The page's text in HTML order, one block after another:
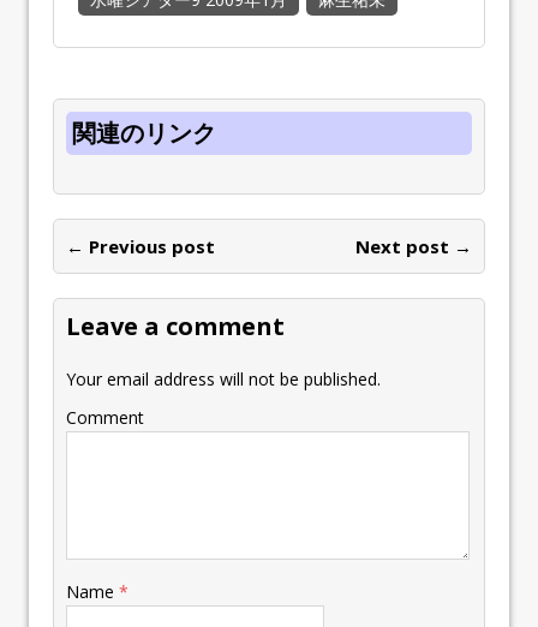
関連のリンク
← Previous post Next post →
Leave a comment
Your email address will not be published.
Comment
Name *